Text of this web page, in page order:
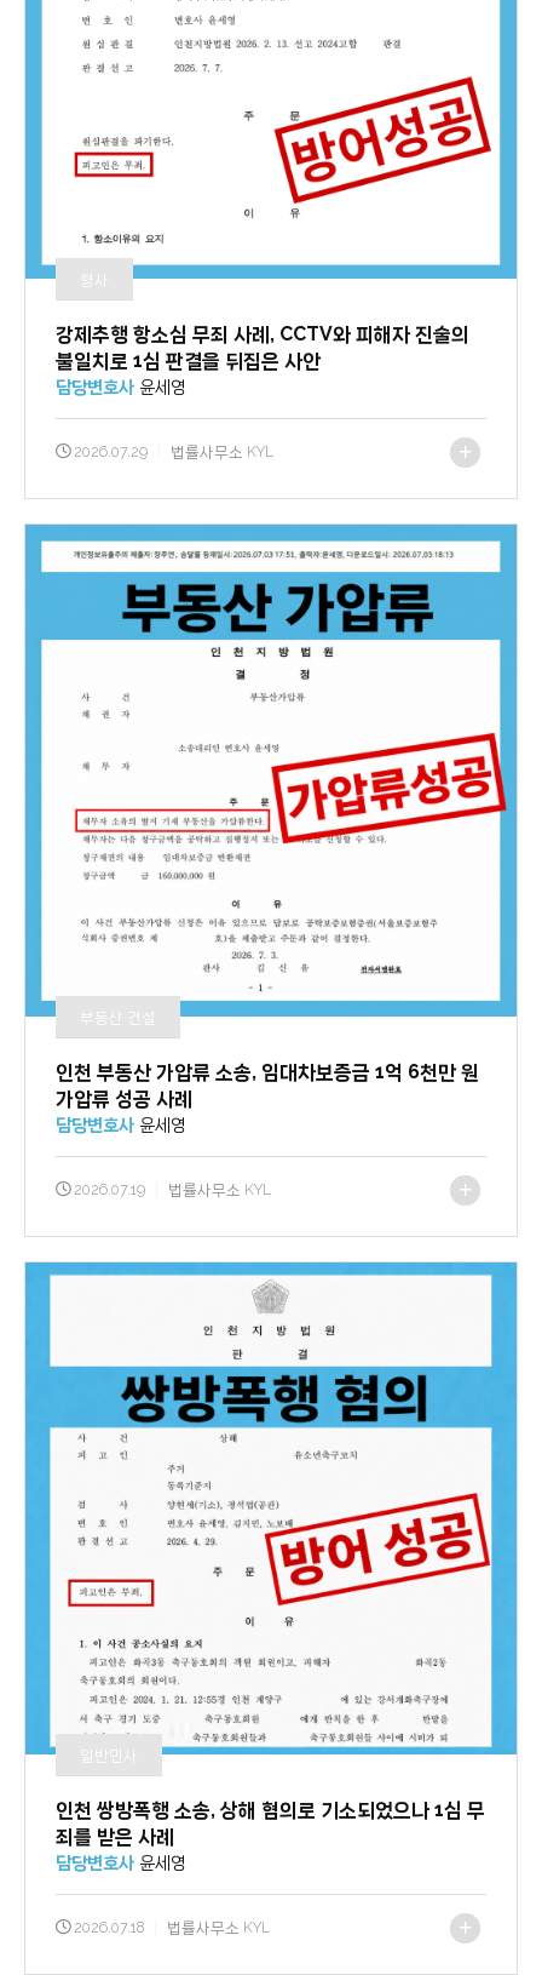
형사
강제추행 항소심 무죄 사례, CCTV와 피해자 진술의
불일치로 1심 판결을 뒤집은 사안
담당변호사 윤세영
2026.07.29 법률사무소 KYL
부동산·건설
인천 부동산 가압류 소송, 임대차보증금 1억 6천만 원
가압류 성공 사례
담당변호사 윤세영
2026.07.19 법률사무소 KYL
일반민사
인천 쌍방폭행 소송, 상해 혐의로 기소되었으나 1심 무
죄를 받은 사례
담당변호사 윤세영
2026.07.18 법률사무소 KYL